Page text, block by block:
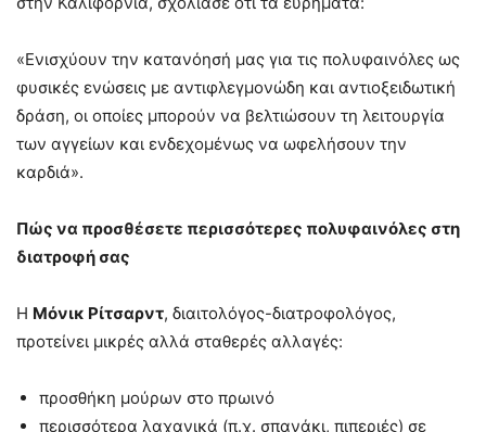
«Ενισχύουν την κατανόησή μας για τις πολυφαινόλες ως
φυσικές ενώσεις με αντιφλεγμονώδη και αντιοξειδωτική
δράση, οι οποίες μπορούν να βελτιώσουν τη λειτουργία
των αγγείων και ενδεχομένως να ωφελήσουν την
καρδιά».
Πώς να προσθέσετε περισσότερες πολυφαινόλες στη
διατροφή σας
Η Μόνικ Ρίτσαρντ, διαιτολόγος-διατροφολόγος,
προτείνει μικρές αλλά σταθερές αλλαγές:
προσθήκη μούρων στο πρωινό
περισσότερα λαχανικά (π.χ. σπανάκι, πιπεριές) σε